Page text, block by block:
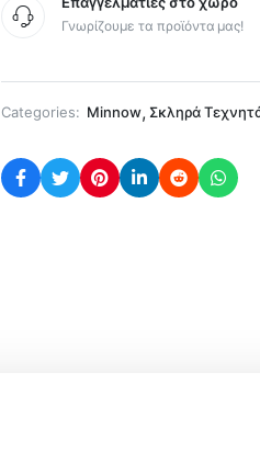
Γνωρίζουμε τα προϊόντα μας!
Categories: Minnow, Σκληρά